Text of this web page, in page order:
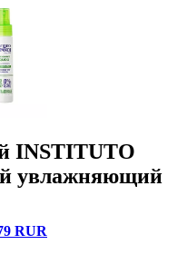
INSTITUTO
увлажняющий
RUR